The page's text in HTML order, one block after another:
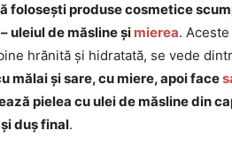
folosești produse cosmetice
uleiul de măsline și mierea.
hrănită și hidratată, se vede
mălai și sare, cu miere, apoi face
pielea cu ulei de măsline din
duș final.